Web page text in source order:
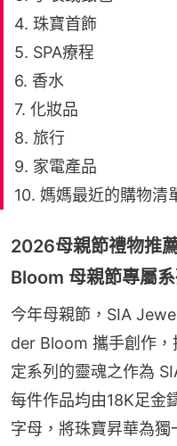
4. 珠寶首飾
5. SPA療程
6. 香水
7. 化妝品
8. 旅行
9. 家電產品
10. 媽媽最近的購物清
2026母親節禮物推
Bloom 母親節專屬系
今年母親節，SIA
der Bloom 攜手創作，
定系列的靈魂之作為
每件作品均由18K足金
字母，將珠寶昇華為